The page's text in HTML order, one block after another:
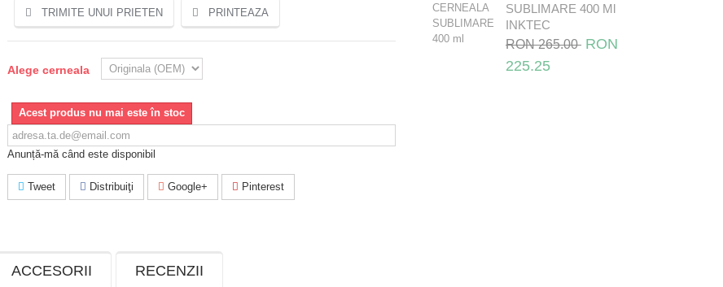
TRIMITE UNUI PRIETEN PRINTEAZA
Alege cerneala
Acest produs nu mai este în stoc
Anunță-mă când este disponibil
Tweet Distribuiţi Google+ Pinterest
SUBLIMARE 400 Ml
INKTEC
RON 265.00 RON
225.25
ACCESORII RECENZII